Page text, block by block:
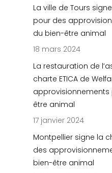
La ville de Tours
pour des
du bien-être animal
18 mars 2024
La restauration de
charte ETICA de
approvisionnements
être animal
17 janvier 2024
Montpellier signe la
des
bien-être animal